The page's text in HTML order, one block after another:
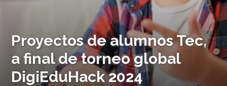
Proyectos de alumnos Tec,
a final de torneo global
DigiEduHack 2024